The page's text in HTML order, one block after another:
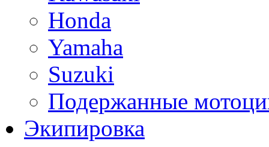
Honda
Yamaha
Suzuki
Подержанные
Экипировка